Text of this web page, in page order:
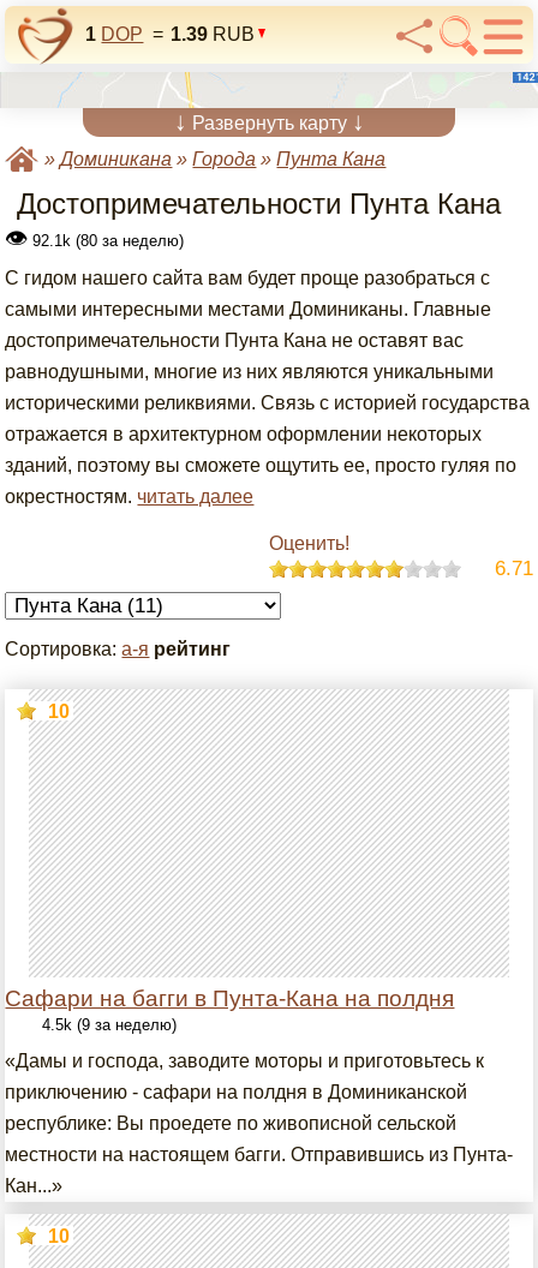
1 DOP = 1.39 RUB
↓ Развернуть карту ↓
»Доминикана »Города »Пунта Кана
Достопримечательности Пунта Кана
👁 92.1k (80 за неделю)
С гидом нашего сайта вам будет проще разобраться с
самыми интересными местами Доминиканы. Главные
достопримечательности Пунта Кана не оставят вас
равнодушными, многие из них являются уникальными
историческими реликвиями. Связь с историей государства
отражается в архитектурном оформлении некоторых
зданий, поэтому вы сможете ощутить ее, просто гуляя по
окрестностям. читать далее
Оценить!
6.71
Сортировка:а-я рейтинг
Сафари на багги в Пунта-Кана на полдня
10
4.5k (9 за неделю)
«Дамы и господа, заводите моторы и приготовьтесь к
приключению - сафари на полдня в Доминиканской
республике: Вы проедете по живописной сельской
местности на настоящем багги. Отправившись из Пунта-
Кан...»
10